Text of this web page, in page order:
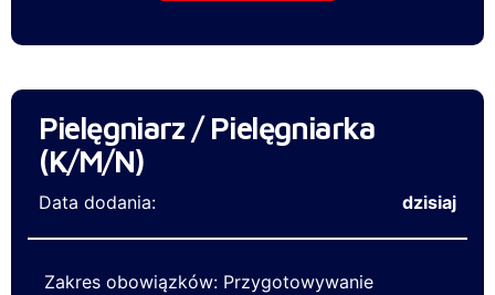
Pielęgniarz / Pielęgniarka
(K/M/N)
Data dodania: dzisiaj
Zakres obowiązków: Przygotowywanie